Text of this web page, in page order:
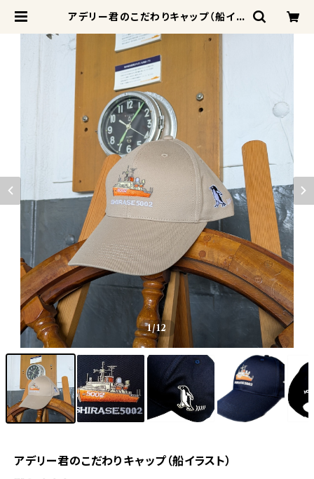
アデリー君のこだわりキャップ（船イラ
1/12
アデリー君のこだわりキャップ（船イラスト）